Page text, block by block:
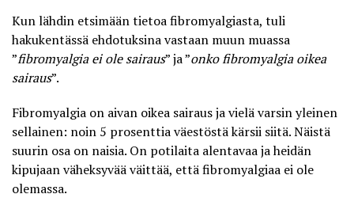
Kun lähdin etsimään tietoa fibromyalgiasta, tuli
hakukentässä ehdotuksina vastaan muun muassa
”fibromyalgia ei ole sairaus” ja ”onko fibromyalgia oikea
sairaus”.
Fibromyalgia on aivan oikea sairaus ja vielä varsin yleinen
sellainen: noin 5 prosenttia väestöstä kärsii siitä. Näistä
suurin osa on naisia. On potilaita alentavaa ja heidän
kipujaan väheksyvää väittää, että fibromyalgiaa ei ole
olemassa.